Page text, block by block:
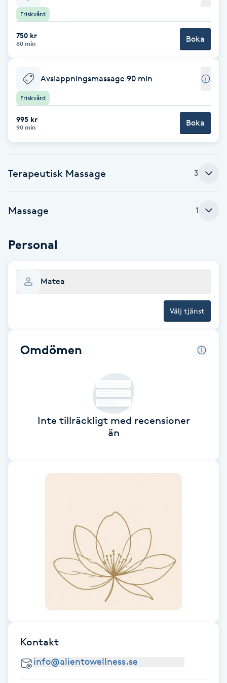
Babylights
Balayage
Bambumassage
Barber
Barnklippning
Bottenfärg
Brynformning
Bröllopsuppsättning
Cryoterapi
Extensions
Eyeliner-tatuering
Friskvård
750 kr
60 min Boka
Avslappningsmassage 90 min
Friskvård
995 kr
90 min Boka
Terapeutisk Massage 3
Massage 1
Personal
Matea
Välj tjänst
Omdömen
Inte tillräckligt med recensioner
än
Kontakt